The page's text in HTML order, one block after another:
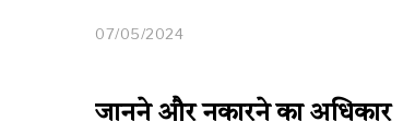
07/05/2024
जानने और नकारने का अधिकार